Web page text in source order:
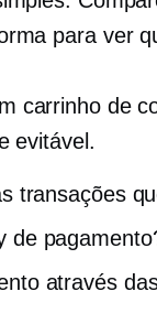
para ver
carrinho de
evitável.
transações
de
através